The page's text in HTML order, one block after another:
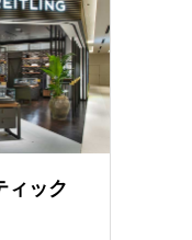
ィック